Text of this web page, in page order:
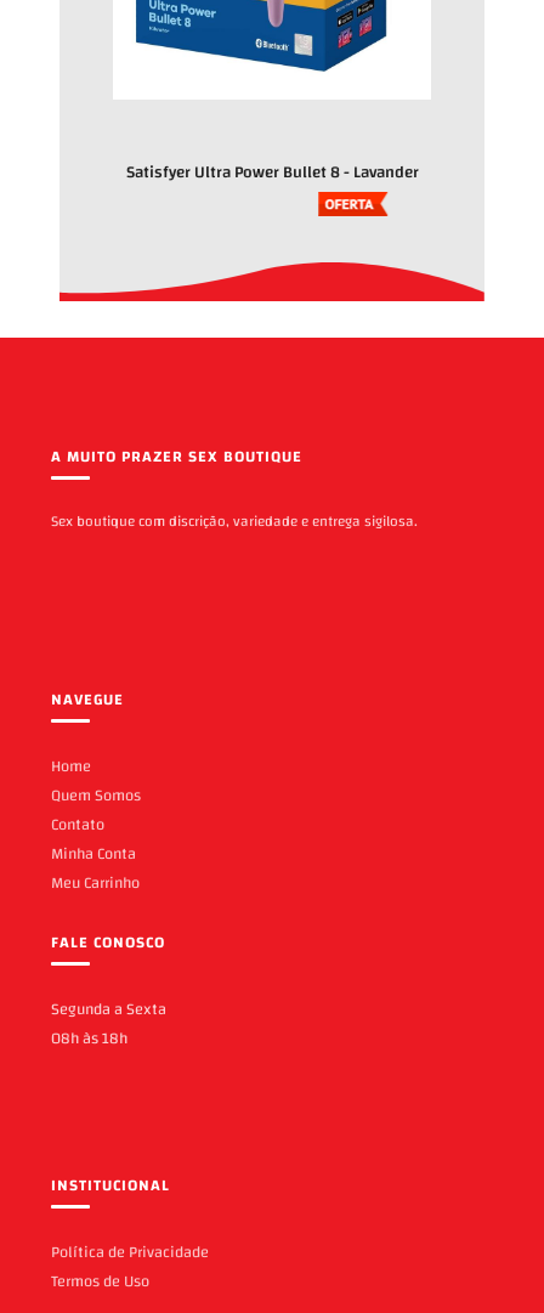
Satisfyer Ultra Power Bullet 8 - Lavander
A MUITO PRAZER SEX BOUTIQUE
Sex boutique com discrição, variedade e entrega sigilosa.
NAVEGUE
Home
Quem Somos
Contato
Minha Conta
Meu Carrinho
FALE CONOSCO
Segunda a Sexta
08h às 18h
INSTITUCIONAL
Política de Privacidade
Termos de Uso